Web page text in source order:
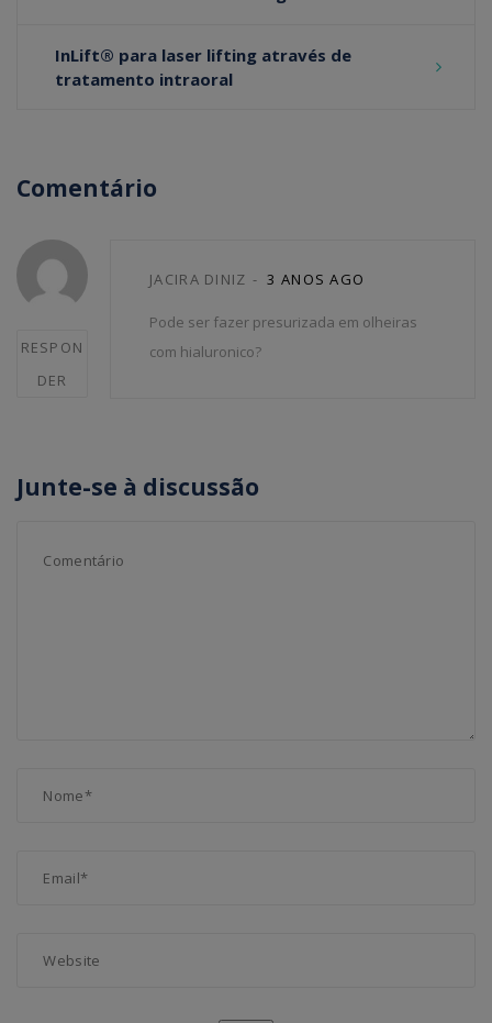
navigation
InLift® para laser lifting através de
tratamento intraoral
Comentário
Post
comment
RESPON
DER
JACIRA DINIZ 3 ANOS AGO
Pode ser fazer presurizada em olheiras
com hialuronico?
Junte-se à discussão